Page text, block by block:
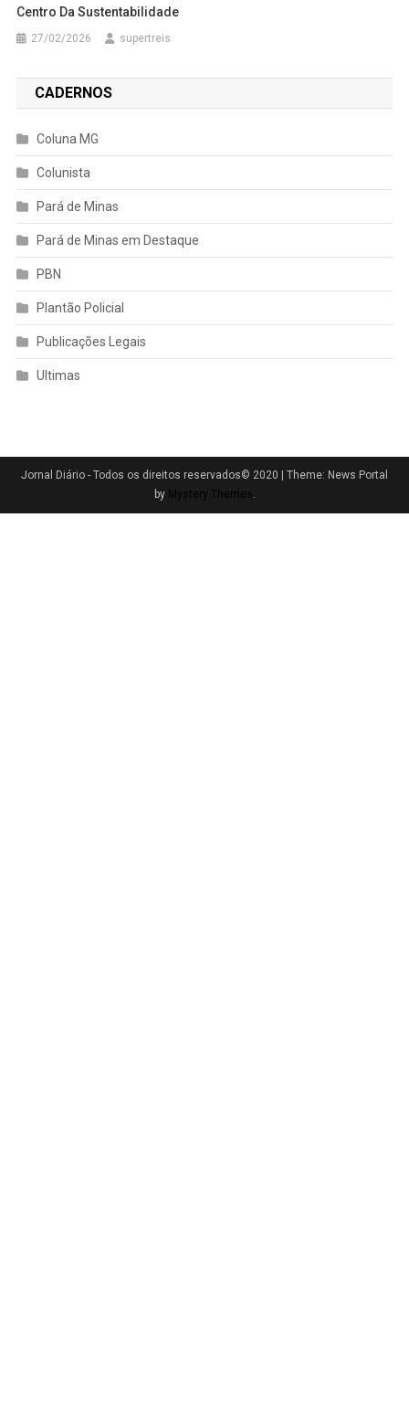
Centro Da Sustentabilidade
27/02/2026 supertreis
CADERNOS
Coluna MG
Colunista
Pará de Minas
Pará de Minas em Destaque
PBN
Plantão Policial
Publicações Legais
Ultimas
Jornal Diário - Todos os direitos reservados© 2020
Theme: News Portal
by Mystery Themes .